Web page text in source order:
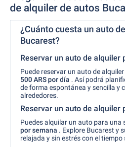
de alquiler de autos
¿Cuánto cuesta un auto
Bucarest?
Reservar un auto de alquiler
Puede reservar un auto de
500 ARS por día . Así podrá
de forma espontánea y sencilla y
alrededores.
Reservar un auto de alquiler
Puedes alquilar un auto para una
por semana . Explore Bucarest y
relajada y sin estrés con el tiempo